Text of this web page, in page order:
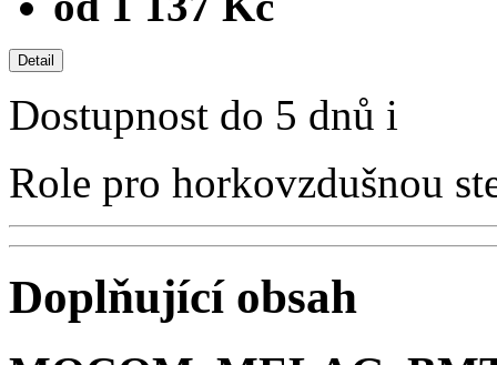
Dostupnost do 5 dnů i
Role pro horkovzdušnou
Doplňující obsah